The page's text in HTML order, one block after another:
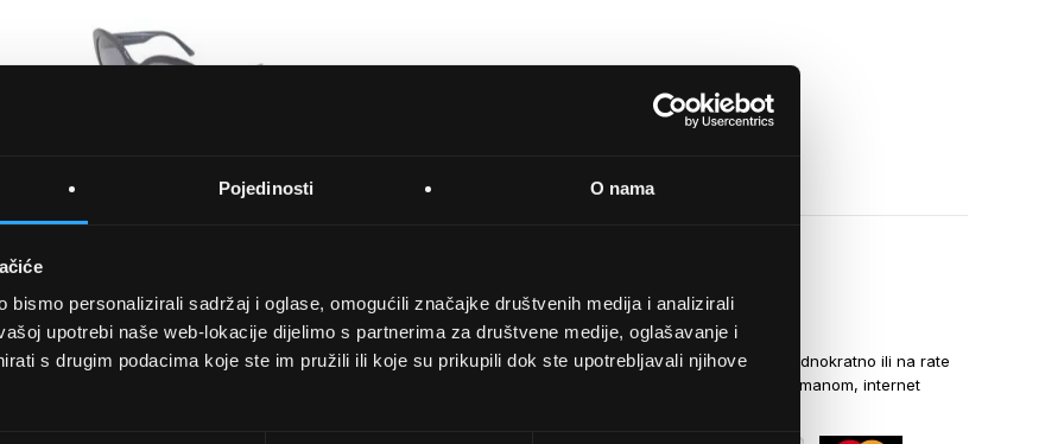
Pojedinosti O nama
bismo personalizirali sadržaj i oglase, omogućili značajke društvenih medija i analizirali
upotrebi naše web-lokacije dijelimo s partnerima za društvene medije, oglašavanje i
s drugim podacima koje ste im pružili ili koje su prikupili dok ste upotrebljavali njihove
UVJETI KUPNJE
Opći uvjeti poslovanja
NAČINI PLAĆANJA
Kreditnim karticama jednokratno ili na rate
općom uplatnicom, virmanom, internet